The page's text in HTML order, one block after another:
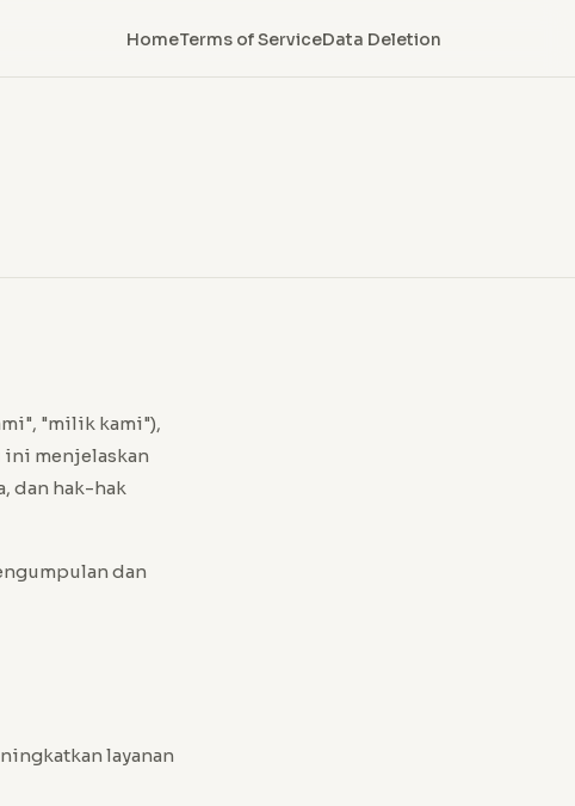
HomeTerms of ServiceData Deletion
"milik kami"),
ini menjelaskan
dan hak-hak
dan
layanan